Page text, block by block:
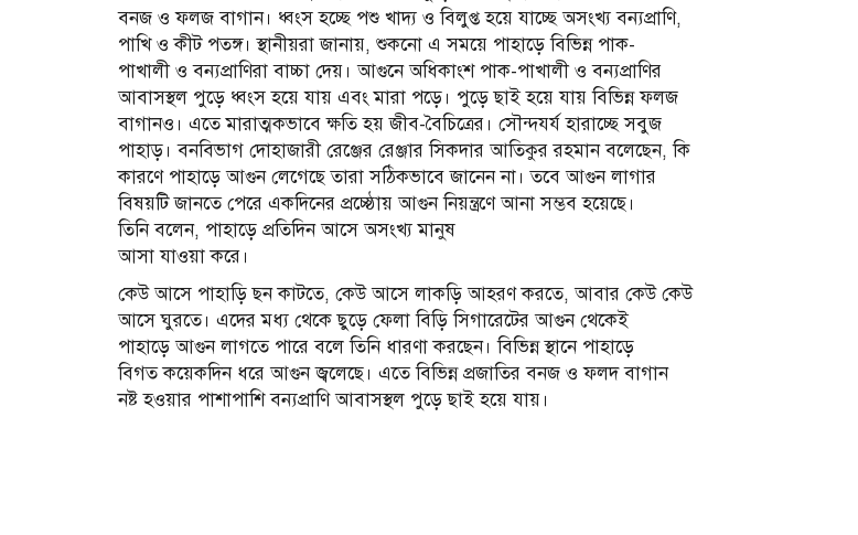
বনজ ও ফলজ বাগান। ধ্বংস হচ্ছে পশু খাদ্য ও বিলুপ্ত হয়ে যাচ্ছে অসংখ্য বন্যপ্রাণি,
পাখি ও কীট পতঙ্গ। স্থানীয়রা জানায়, শুকনো এ সময়ে পাহাড়ে বিভিন্ন পাক-
পাখালী ও বন্যপ্রাণিরা বাচ্চা দেয়। আগুনে অধিকাংশ পাক-পাখালী ও বন্যপ্রাণির
আবাসস্থল পুড়ে ধ্বংস হয়ে যায় এবং মারা পড়ে। পুড়ে ছাই হয়ে যায় বিভিন্ন ফলজ
বাগানও। এতে মারাত্মকভাবে ক্ষতি হয় জীব-বৈচিত্রের। সৌন্দযর্য হারাচ্ছে সবুজ
পাহাড়। বনবিভাগ দোহাজারী রেঞ্জের রেঞ্জার সিকদার আতিকুর রহমান বলেছেন, কি
কারণে পাহাড়ে আগুন লেগেছে তারা সঠিকভাবে জানেন না। তবে আগুন লাগার
বিষয়টি জানতে পেরে একদিনের প্রচ্ষ্ঠোয় আগুন নিয়ন্ত্রণে আনা সম্ভব হয়েছে।
তিনি বলেন, পাহাড়ে প্রতিদিন আসে অসংখ্য মানুষ
আসা যাওয়া করে।
কেউ আসে পাহাড়ি ছন কাটতে, কেউ আসে লাকড়ি আহরণ করতে, আবার কেউ কেউ
আসে ঘুরতে। এদের মধ্য থেকে ছুড়ে ফেলা বিড়ি সিগারেটের আগুন থেকেই
পাহাড়ে আগুন লাগতে পারে বলে তিনি ধারণা করছেন। বিভিন্ন স্থানে পাহাড়ে
বিগত কয়েকদিন ধরে আগুন জ্বলেছে। এতে বিভিন্ন প্রজাতির বনজ ও ফলদ বাগান
নষ্ট হওয়ার পাশাপাশি বন্যপ্রাণি আবাসস্থল পুড়ে ছাই হয়ে যায়।